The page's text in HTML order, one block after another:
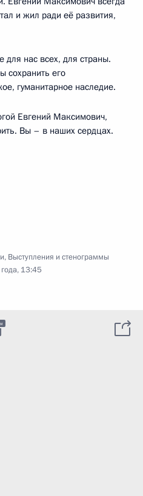
и жил ради её развития,
для нас всех, для страны.
сохранить его
гуманитарное наследие.
Евгений Максимович,
Вы – в наших сердцах.
, Выступления и стенограммы
13:45